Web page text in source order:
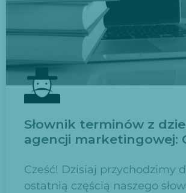
Słownik terminów z
agencji marketingowej:
Cześć! Dzisiaj przychodzimy
ostatnią częścią naszego